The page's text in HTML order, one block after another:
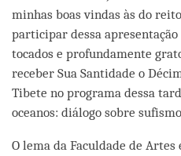
minhas boas vindas às do
participar dessa apresentação
tocados e profundamente
receber Sua Santidade o
Tibete no programa dessa
oceanos: diálogo sobre
O lema da Faculdade de Artes